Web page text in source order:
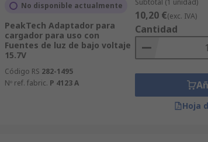
No disponible actualmente
PeakTech Adaptador para
cargador para uso con
Fuentes de luz de bajo voltaje
15.7V
Código RS 282-1495
Nº ref. fabric. P 4123 A
Subtotal (1 unidad)
10,20 €(exc. IVA)
Cantidad
Hoja